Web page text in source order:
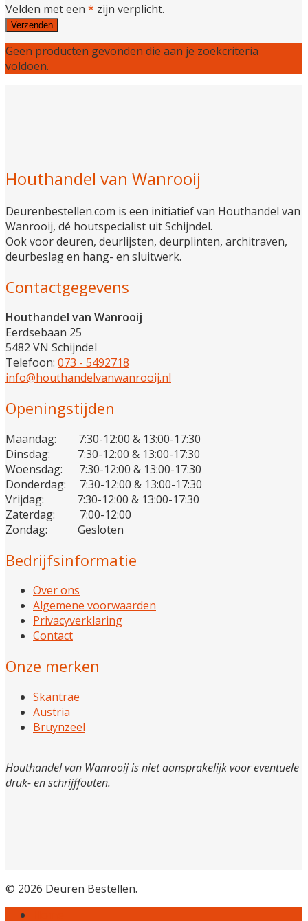
Velden met een * zijn verplicht.
Geen producten gevonden die aan je zoekcriteria
voldoen.
Houthandel van Wanrooij
Deurenbestellen.com is een initiatief van Houthandel van
Wanrooij, dé houtspecialist uit Schijndel.
Ook voor deuren, deurlijsten, deurplinten, architraven,
deurbeslag en hang- en sluitwerk.
Contactgegevens
Houthandel van Wanrooij
Eerdsebaan 25
5482 VN Schijndel
Telefoon: 073 - 5492718
info@houthandelvanwanrooij.nl
Openingstijden
Maandag: 7:30-12:00 & 13:00-17:30
Dinsdag: 7:30-12:00 & 13:00-17:30
Woensdag: 7:30-12:00 & 13:00-17:30
Donderdag: 7:30-12:00 & 13:00-17:30
Vrijdag: 7:30-12:00 & 13:00-17:30
Zaterdag: 7:00-12:00
Zondag: Gesloten
Bedrijfsinformatie
Over ons
Algemene voorwaarden
Privacyverklaring
Contact
Onze merken
Skantrae
Austria
Bruynzeel
Houthandel van Wanrooij is niet aansprakelijk voor eventuele
druk- en schrijffouten.
© 2026 Deuren Bestellen.